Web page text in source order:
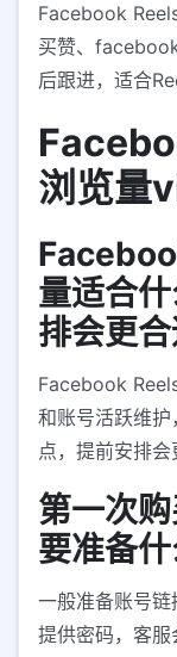
Facebook
买赞、
后跟进，适合
浏览量
量适合
排会更合
Facebook
和账号活跃维
点，提前安排会
第一次
要准备什
一般准备账号
提供密码，客服